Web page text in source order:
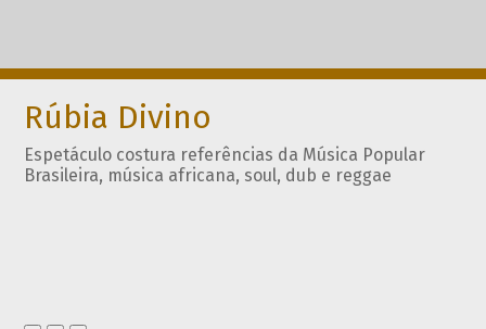
Rúbia Divino
Espetáculo costura referências da Música Popular
Brasileira, música africana, soul, dub e reggae